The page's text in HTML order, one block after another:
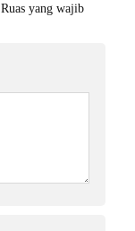
Ruas yang wajib